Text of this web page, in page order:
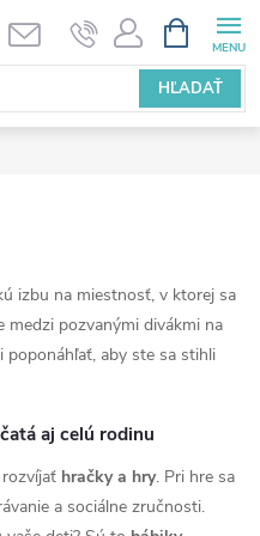
HĽADAŤ
KOŠÍK
izbu na miestnosť, v ktorej sa
medzi pozvanými divákmi na
poponáhľať, aby ste sa stihli
aj celú rodinu
hračky a hry. Pri hre sa
a sociálne zručnosti.